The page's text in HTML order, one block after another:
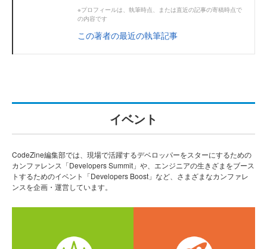
※プロフィールは、執筆時点、または直近の記事の寄稿時点で
の内容です
この著者の最近の執筆記事
イベント
CodeZine編集部では、現場で活躍するデベロッパーをスターにするための
カンファレンス「Developers Summit」や、エンジニアの生きざまをブース
トするためのイベント「Developers Boost」など、さまざまなカンファレ
ンスを企画・運営しています。